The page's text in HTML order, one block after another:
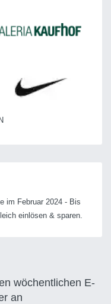
im Februar 2024 - Bis
einlösen & sparen.
wöchentlichen E-
an